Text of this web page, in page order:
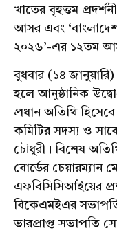
খাতের বৃহত্তম
আসর এবং ‘বাংলাদেশ
২০২৬’-এর ১২তম
বুধবার (১৪
হলে আনুষ্ঠানিক
প্রধান অতিথি
কমিটির সদস্য ও
চৌধুরী। বিশেষ
বোর্ডের
এফবিসিসিআইয়ের
বিকেএমইএর
ভারপ্রাপ্ত সভাপতি